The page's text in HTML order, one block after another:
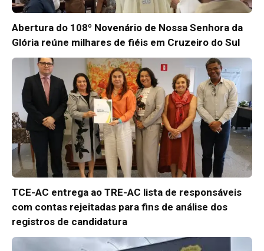
Abertura do 108º Novenário de Nossa Senhora da
Glória reúne milhares de fiéis em Cruzeiro do Sul
TCE-AC entrega ao TRE-AC lista de responsáveis
com contas rejeitadas para fins de análise dos
registros de candidatura